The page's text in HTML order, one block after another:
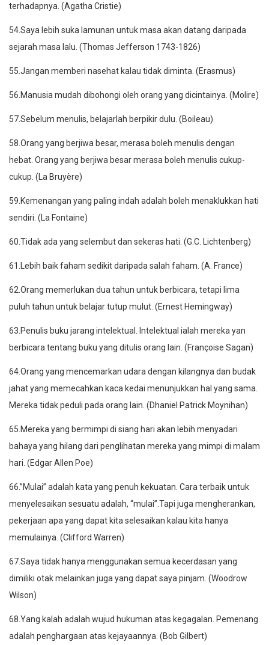
terhadapnya. (Agatha Cristie)
54.Saya lebih suka lamunan untuk masa akan datang daripada
sejarah masa lalu. (Thomas Jefferson 1743-1826)
55.Jangan memberi nasehat kalau tidak diminta. (Erasmus)
56.Manusia mudah dibohongi oleh orang yang dicintainya. (Molire)
57.Sebelum menulis, belajarlah berpikir dulu. (Boileau)
58.Orang yang berjiwa besar, merasa boleh menulis dengan
hebat. Orang yang berjiwa besar merasa boleh menulis cukup-
cukup. (La Bruyère)
59.Kemenangan yang paling indah adalah boleh menaklukkan hati
sendiri. (La Fontaine)
60.Tidak ada yang selembut dan sekeras hati. (G.C. Lichtenberg)
61.Lebih baik faham sedikit daripada salah faham. (A. France)
62.Orang memerlukan dua tahun untuk berbicara, tetapi lima
puluh tahun untuk belajar tutup mulut. (Ernest Hemingway)
63.Penulis buku jarang intelektual. Intelektual ialah mereka yan
berbicara tentang buku yang ditulis orang lain. (Françoise Sagan)
64.Orang yang mencemarkan udara dengan kilangnya dan budak
jahat yang memecahkan kaca kedai menunjukkan hal yang sama.
Mereka tidak peduli pada orang lain. (Dhaniel Patrick Moynihan)
65.Mereka yang bermimpi di siang hari akan lebih menyadari
bahaya yang hilang dari penglihatan mereka yang mimpi di malam
hari. (Edgar Allen Poe)
66.”Mulai” adalah kata yang penuh kekuatan. Cara terbaik untuk
menyelesaikan sesuatu adalah, “mulai”.Tapi juga mengherankan,
pekerjaan apa yang dapat kita selesaikan kalau kita hanya
memulainya. (Clifford Warren)
67.Saya tidak hanya menggunakan semua kecerdasan yang
dimiliki otak melainkan juga yang dapat saya pinjam. (Woodrow
Wilson)
68.Yang kalah adalah wujud hukuman atas kegagalan. Pemenang
adalah penghargaan atas kejayaannya. (Bob Gilbert)